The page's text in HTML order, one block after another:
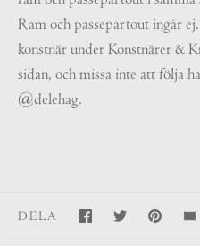
Ram och passepartout ingår
konstnär under Konstnärer &
sidan, och missa inte att följa
@delehag.
DELA